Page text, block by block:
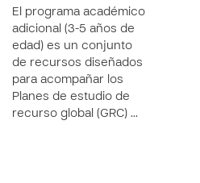
El programa académico
adicional (3-5 años de
edad) es un conjunto
de recursos diseñados
para acompañar los
Planes de estudio de
recurso global (GRC) …